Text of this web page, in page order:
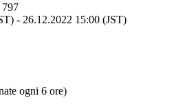
- 26.12.2022 15:00 (JST)
ogni 6 ore)